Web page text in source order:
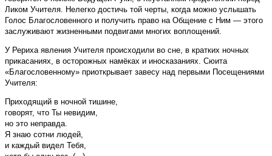
Ликом Учителя. Нелегко достичь той черты, когда можно услышать
Голос Благословенного и получить право на Общение с Ним — этого
заслуживают жизненными подвигами многих воплощений.
У Рериха явления Учителя происходили во сне, в кратких ночных
прикасаниях, в осторожных намёках и иносказаниях. Сюита
«Благословенному» приоткрывает завесу над первыми Посещениями
Учителя:
Приходящий в ночной тишине,
говорят, что Ты невидим,
но это неправда.
Я знаю сотни людей,
и каждый видел Тебя,